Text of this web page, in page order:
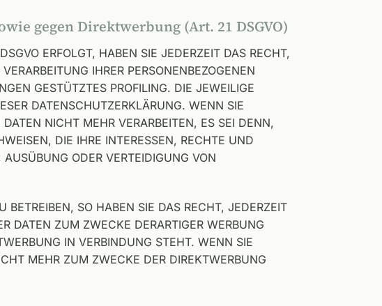
gegen Direktwerbung (Art. 21 DSGVO)
ERFOLGT, HABEN SIE JEDERZEIT DAS RECHT,
IHRER PERSONENBEZOGENEN
GESTÜTZTES PROFILING. DIE JEWEILIGE
DATENSCHUTZERKLÄRUNG. WENN SIE
NICHT MEHR VERARBEITEN, ES SEI DENN,
DIE IHRE INTERESSEN, RECHTE UND
ODER VERTEIDIGUNG VON
BETREIBEN, SO HABEN SIE DAS RECHT, JEDERZEIT
DATEN ZUM ZWECKE DERARTIGER WERBUNG
IN VERBINDUNG STEHT. WENN SIE
MEHR ZUM ZWECKE DER DIREKTWERBUNG